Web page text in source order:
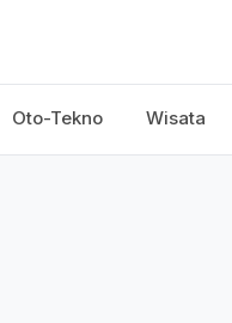
Oto-Tekno Wisata